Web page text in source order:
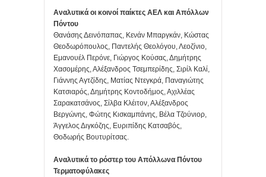
Αναλυτικά οι κοινοί παίκτες ΑΕΛ και Απόλλων
Πόντου
Θανάσης Δεινόπαπας, Κενάν Μπαργκάν, Κώστας
Θεοδωρόπουλος, Παντελής Θεολόγου, Λεοζίνιο,
Εμανουέλ Περόνε, Γιώργος Κούσας, Δημήτρης
Χασομέρης, Αλέξανδρος Τσεμπερίδης, Σιρίλ Καλί,
Γιάννης Αγτζίδης, Ματίας Ντεγκρά, Παναγιώτης
Κατσιαρός, Δημήτρης Κοντοδήμος, Αχιλλέας
Σαρακατσάνος, Σίλβα Κλέιτον, Αλέξανδρος
Βεργώνης, Φώτης Κισκαμπάνης, Βέλα Τζούνιορ,
Άγγελος Διγκόζης, Ευριπίδης Κατσαβός,
Θοδωρής Βουτυρίτσας.
Αναλυτικά το ρόστερ του Απόλλωνα Πόντου
Τερματοφύλακες